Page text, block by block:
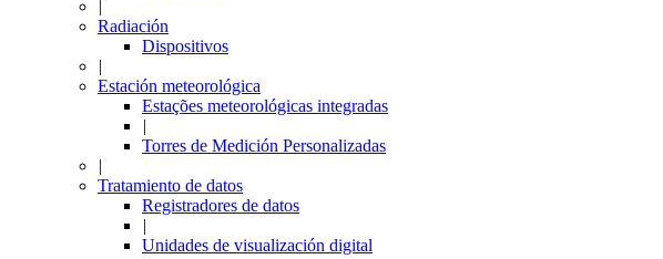
|
Radiación
Dispositivos
|
Estación meteorológica
Estações meteorológicas integradas
|
Torres de Medición Personalizadas
|
Tratamiento de datos
Registradores de datos
|
Unidades de visualización digital